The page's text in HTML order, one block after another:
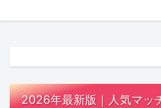
2026年最新版｜人気マッ